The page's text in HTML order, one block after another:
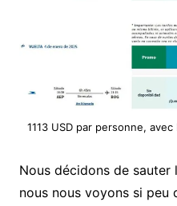
1113 USD par personne,
Nous décidons de sauter
nous nous voyons si peu